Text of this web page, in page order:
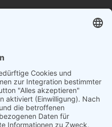
von über
Ihren Erfolg. Wir
erstellen ihnen ein